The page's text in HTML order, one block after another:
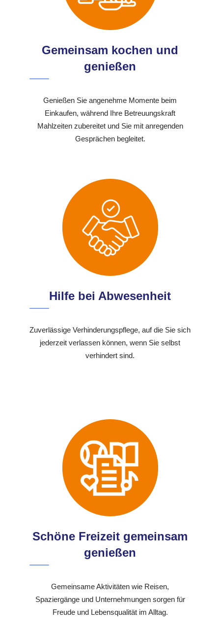
Gemeinsam kochen und
genießen
Genießen Sie angenehme Momente beim
Einkaufen, während Ihre Betreuungskraft
Mahlzeiten zubereitet und Sie mit anregenden
Gesprächen begleitet.
Hilfe bei Abwesenheit
Zuverlässige Verhinderungspflege, auf die Sie sich
jederzeit verlassen können, wenn Sie selbst
verhindert sind.
Schöne Freizeit gemeinsam
genießen
Gemeinsame Aktivitäten wie Reisen,
Spaziergänge und Unternehmungen sorgen für
Freude und Lebensqualität im Alltag.